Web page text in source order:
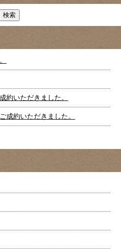
約いただきました。
成約いただきました。